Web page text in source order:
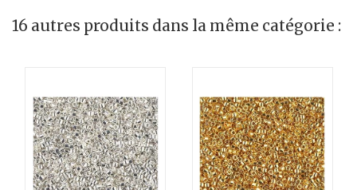
16 autres produits dans la même catégorie :